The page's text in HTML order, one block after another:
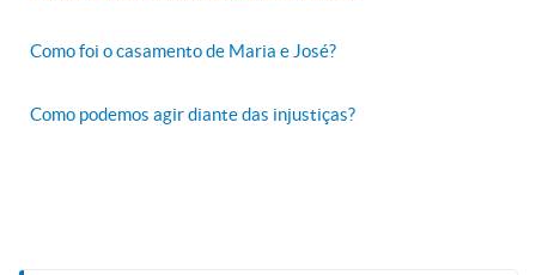
Como foi o casamento de Maria e José?
Como podemos agir diante das injustiças?